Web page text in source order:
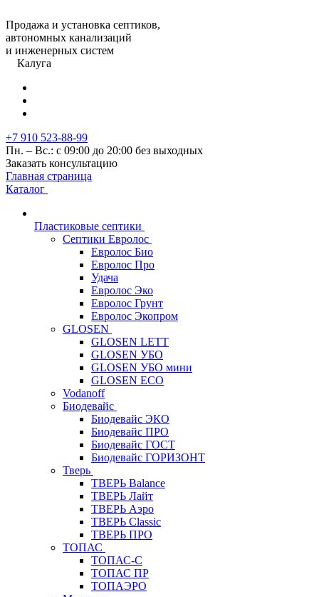
Продажа и установка септиков,
автономных канализаций
и инженерных систем
Калуга
+7 910 523-88-99
Пн. – Вс.: с 09:00 до 20:00 без выходных
Заказать консультацию
Главная страница
Каталог
Пластиковые септики
Септики Евролос
Евролос Био
Евролос Про
Удача
Евролос Эко
Евролос Грунт
Евролос Экопром
GLOSEN
GLOSEN LETT
GLOSEN УБО
GLOSEN УБО мини
GLOSEN ECO
Vodanoff
Биодевайс
Биодевайс ЭКО
Биодевайс ПРО
Биодевайс ГОСТ
Биодевайс ГОРИЗОНТ
Тверь
ТВЕРЬ Balance
ТВЕРЬ Лайт
ТВЕРЬ Аэро
ТВЕРЬ Classic
ТВЕРЬ ПРО
ТОПАС
ТОПАС-С
ТОПАС ПР
ТОПАЭРО